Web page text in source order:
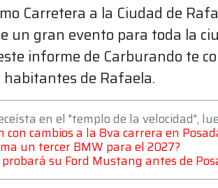
Carretera a la Ciudad de
un gran evento para toda la
informe de Carburando te
de Rafaela.
en el "templo de la velocidad",
con cambios a la 8va carrera en
un tercer BMW para el 2027?
su Ford Mustang antes de